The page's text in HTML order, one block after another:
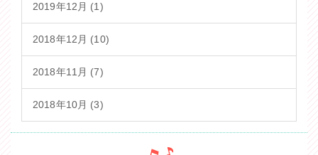
2019年12月 (1)
2018年12月 (10)
2018年11月 (7)
2018年10月 (3)